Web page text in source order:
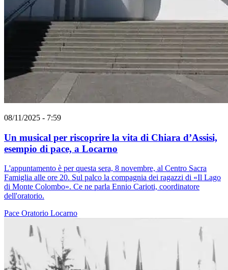
08/11/2025 - 7:59
Un musical per riscoprire la vita di Chiara d’Assisi,
esempio di pace, a Locarno
L'appuntamento è per questa sera, 8 novembre, al Centro Sacra
Famiglia alle ore 20. Sul palco la compagnia dei ragazzi di «Il Lago
di Monte Colombo». Ce ne parla Ennio Carioti, coordinatore
dell'oratorio.
Pace Oratorio Locarno